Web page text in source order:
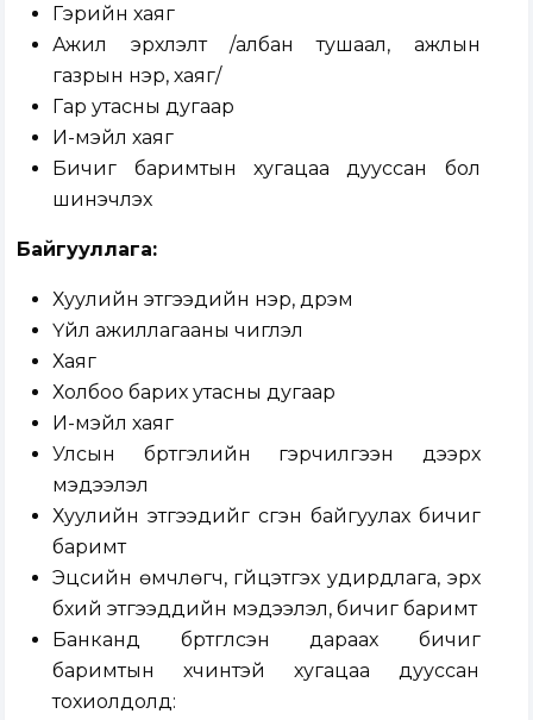
Гэрийн хаяг
Ажил эрхлэлт /албан тушаал, ажлын
газрын нэр, хаяг/
Гар утасны дугаар
И-мэйл хаяг
Бичиг баримтын хугацаа дууссан бол
шинэчлэх
Байгууллага:
Хуулийн этгээдийн нэр, дүрэм
Үйл ажиллагааны чиглэл
Хаяг
Холбоо барих утасны дугаар
И-мэйл хаяг
Улсын бүртгэлийн гэрчилгээн дээрх
мэдээлэл
Хуулийн этгээдийг үүсгэн байгуулах бичиг
баримт
Эцсийн өмчлөгч, гүйцэтгэх удирдлага, эрх
бүхий этгээдүүдийн мэдээлэл, бичиг баримт
Банканд бүртгүүлсэн дараах бичиг
баримтын хүчинтэй хугацаа дууссан
тохиолдолд: